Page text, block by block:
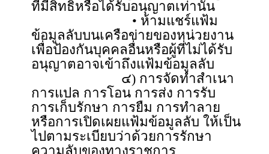
ที่มีสิทธิหรือได้รับอนุญาตเท่านั้น
• ห้ามแชร์แฟ้ม
ข้อมูลลับบนเครือข่ายของหน่วยงาน
เพื่อป้องกันบุคคลอื่นหรือผู้ที่ไม่ได้รับ
อนุญาตอาจเข้าถึงแฟ้มข้อมูลลับ
๔) การจัดทำสำเนา
การแปล การโอน การส่ง การรับ
การเก็บรักษา การยืม การทำลาย
หรือการเปิดเผยแฟ้มข้อมูลลับ ให้เป็น
ไปตามระเบียบว่าด้วยการรักษา
ความลับของทางราชการ